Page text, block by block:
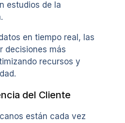
estudios de la
en tiempo real, las
decisiones más
recursos y
del Cliente
están cada vez